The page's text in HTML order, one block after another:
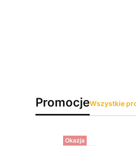
PromocjeWszystkie
Okazja